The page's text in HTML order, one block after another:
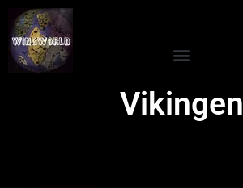
Vikingen